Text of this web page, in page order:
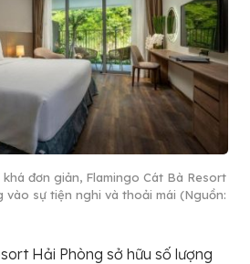
đơn giản, Flamingo Cát Bà Resort
vào sự tiện nghi và thoải mái (Nguồn:
Hải Phòng sở hữu số lượng